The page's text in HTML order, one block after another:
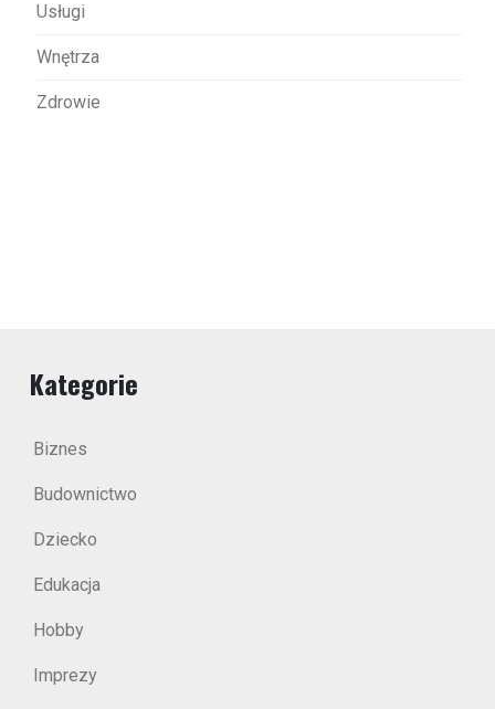
Usługi
Wnętrza
Zdrowie
Kategorie
Biznes
Budownictwo
Dziecko
Edukacja
Hobby
Imprezy